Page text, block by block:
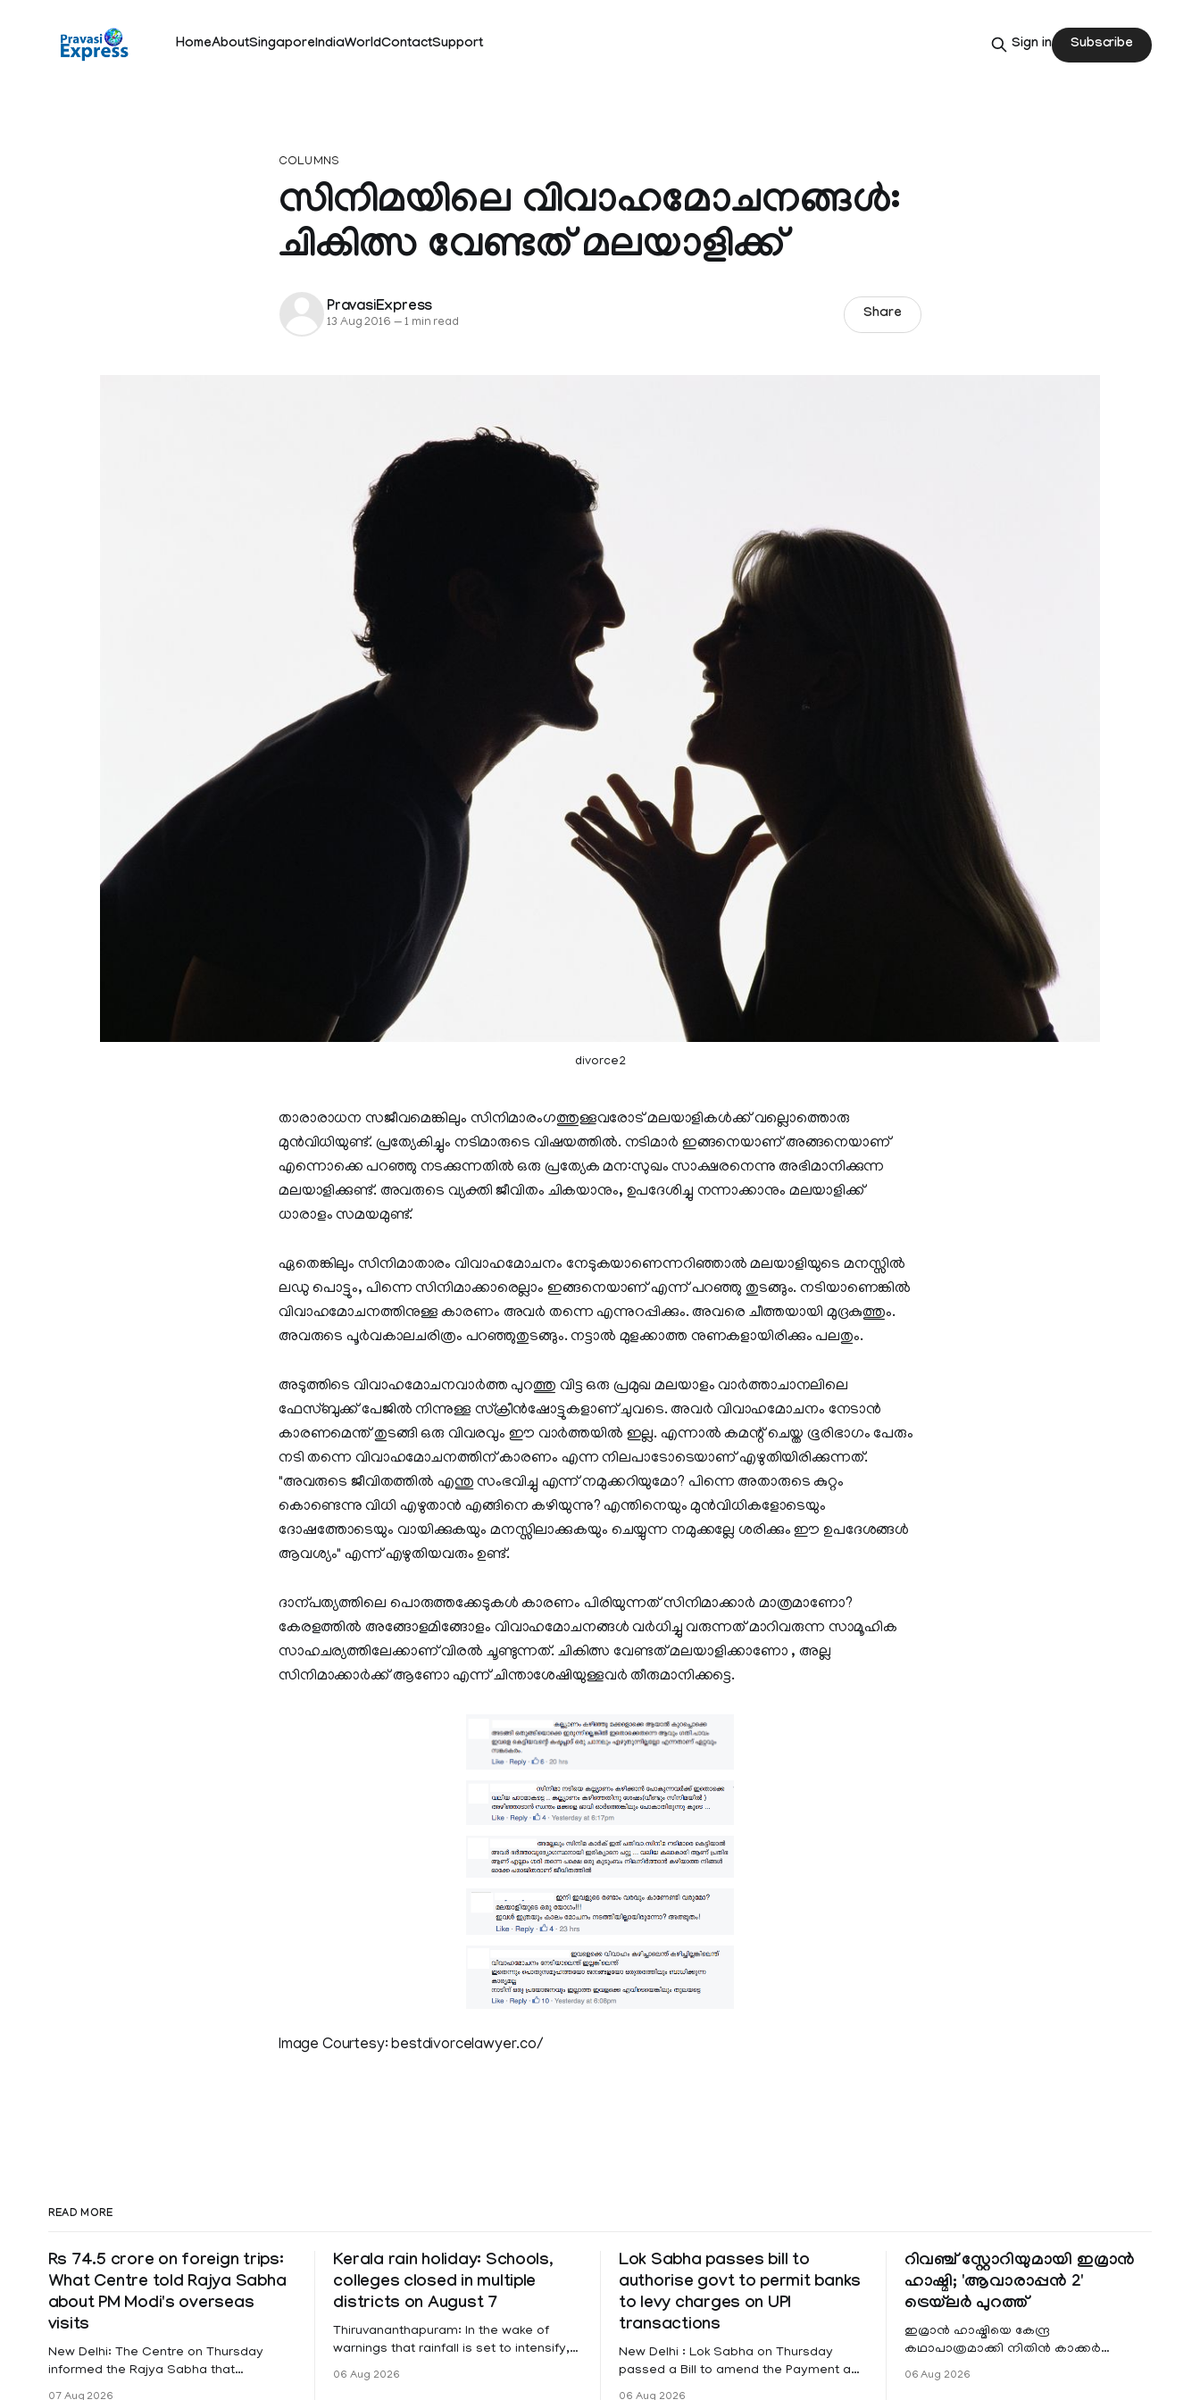
HomeAboutSingaporeIndiaWorldContactSupport Sign in Subscribe
COLUMNS
സിനിമയിലെ വിവാഹമോചനങ്ങൾ:
ചികിത്സ വേണ്ടത് മലയാളിക്ക്
PravasiExpress
13 Aug 2016 —1 min read
Share
divorce2
താരാരാധന സജീവമെങ്കിലും സിനിമാരംഗത്തുള്ളവരോട് മലയാളികൾക്ക് വല്ലൊത്തൊരു
മുൻവിധിയുണ്ട്. പ്രത്യേകിച്ചും നടിമാരുടെ വിഷയത്തിൽ. നടിമാർ ഇങ്ങനെയാണ് അങ്ങനെയാണ്
എന്നൊക്കെ പറഞ്ഞു നടക്കുന്നതിൽ ഒരു പ്രത്യേക മന:സുഖം സാക്ഷരനെന്നു അഭിമാനിക്കുന്ന
മലയാളിക്കുണ്ട്. അവരുടെ വ്യക്തി ജീവിതം ചികയാനും, ഉപദേശിച്ചു നന്നാക്കാനും മലയാളിക്ക്
ധാരാളം സമയമുണ്ട്.
ഏതെങ്കിലും സിനിമാതാരം വിവാഹമോചനം നേടുകയാണെന്നറിഞ്ഞാൽ മലയാളിയുടെ മനസ്സിൽ
ലഡു പൊട്ടും, പിന്നെ സിനിമാക്കാരെല്ലാം ഇങ്ങനെയാണ് എന്ന് പറഞ്ഞു തുടങ്ങും. നടിയാണെങ്കിൽ
വിവാഹമോചനത്തിനുള്ള കാരണം അവർ തന്നെ എന്നുറപ്പിക്കും. അവരെ ചീത്തയായി മുദ്രകുത്തും.
അവരുടെ പൂർവകാലചരിത്രം പറഞ്ഞുതുടങ്ങും. നട്ടാൽ മുളക്കാത്ത നുണകളായിരിക്കും പലതും.
അടുത്തിടെ വിവാഹമോചനവാർത്ത പുറത്തു വിട്ട ഒരു പ്രമുഖ മലയാളം വാർത്താചാനലിലെ
ഫേസ്ബുക്ക് പേജിൽ നിന്നുള്ള സ്ക്രീൻഷോട്ടുകളാണ് ചുവടെ. അവർ വിവാഹമോചനം നേടാൻ
കാരണമെന്ത് തുടങ്ങി ഒരു വിവരവും ഈ വാർത്തയിൽ ഇല്ല. എന്നാൽ കമന്റ് ചെയ്ത ഭൂരിഭാഗം പേരും
നടി തന്നെ വിവാഹമോചനത്തിന് കാരണം എന്ന നിലപാടോടെയാണ് എഴുതിയിരിക്കുന്നത്.
"അവരുടെ ജീവിതത്തിൽ എന്തു സംഭവിച്ചു എന്ന് നമുക്കറിയുമോ? പിന്നെ അതാരുടെ കുറ്റം
കൊണ്ടെന്നു വിധി എഴുതാൻ എങ്ങിനെ കഴിയുന്നു? എന്തിനെയും മുൻവിധികളോടെയും
ദോഷത്തോടെയും വായിക്കുകയും മനസ്സിലാക്കുകയും ചെയ്യുന്ന നമുക്കല്ലേ ശരിക്കും ഈ ഉപദേശങ്ങൾ
ആവശ്യം" എന്ന് എഴുതിയവരും ഉണ്ട്.
ദാന്പത്യത്തിലെ പൊരുത്തക്കേടുകൾ കാരണം പിരിയുന്നത് സിനിമാക്കാർ മാത്രമാണോ?
കേരളത്തിൽ അങ്ങോളമിങ്ങോളം വിവാഹമോചനങ്ങൾ വർധിച്ചു വരുന്നത് മാറിവരുന്ന സാമൂഹിക
സാഹചര്യത്തിലേക്കാണ് വിരൽ ചൂണ്ടുന്നത്. ചികിത്സ വേണ്ടത് മലയാളിക്കാണോ , അല്ല
സിനിമാക്കാർക്ക് ആണോ എന്ന് ചിന്താശേഷിയുള്ളവർ തീരുമാനിക്കട്ടെ.
Image Courtesy: bestdivorcelawyer.co/
READ MORE
Rs 74.5 crore on foreign trips:
What Centre told Rajya Sabha
about PM Modi's overseas
visits
New Delhi: The Centre on Thursday
informed the Rajya Sabha that
expenditure on Prime Minister Narendra
Kerala rain holiday: Schools,
colleges closed in multiple
districts on August 7
Thiruvananthapuram: In the wake of
warnings that rainfall is set to intensify,
a holiday has been declared on
Friday for educational institutions across
06 Aug 2026
Lok Sabha passes bill to
authorise govt to permit banks
to levy charges on UPI
transactions
New Delhi : Lok Sabha on Thursday
passed a Bill to amend the Payment and
Settlement Systems Act, 2007 that
റിവഞ്ച് സ്റ്റോറിയുമായി ഇമ്രാൻ
ഹാഷ്മി; 'ആവാരാപ്പൻ 2'
ട്രെയ്‌ലർ പുറത്ത്
ഇമ്രാൻ ഹാഷ്മിയെ കേന്ദ്ര
കഥാപാത്രമാക്കി നിതിൻ കാക്കർ
ഒരുക്കുന്ന ഏറ്റവും പുതിയ ചിത്രമാണ്
'ആവാരാപ്പൻ 2'. ഐഎംഡിബി പട്ടിക
06 Aug 2026